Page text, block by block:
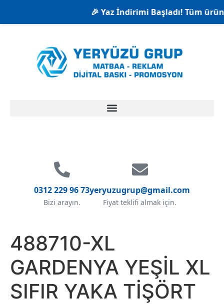
🎉 Yaz İndirimi Başladı! Tüm
0312 229 96 73
Bizi arayın.
yeryuzugrup@gmail.com
Fiyat teklifi almak için.
488710-XL
GARDENYA YEŞİL XL
SIFIR YAKA TİŞÖRT